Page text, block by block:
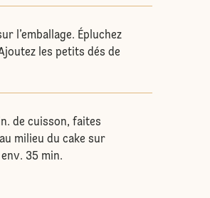
l’emballage. Épluchez
les petits dés de
de cuisson, faites
milieu du cake sur
35 min.